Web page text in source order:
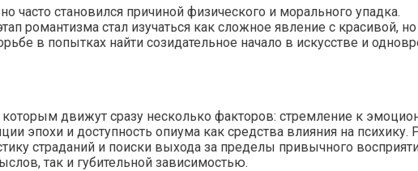
становился причиной физического и морального упадка.
романтизма стал изучаться как сложное явление с красивой,
в попытках найти созидательное начало в искусстве и
движут сразу несколько факторов: стремление к
эпохи и доступность опиума как средства влияния на
страданий и поиски выхода за пределы привычного
так и губительной зависимостью.